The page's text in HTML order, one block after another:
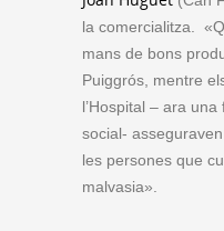
la comercialitza.
mans de bons
Puiggrós, mentre
l’Hospital – ara
social-
les persones que
malvasia».